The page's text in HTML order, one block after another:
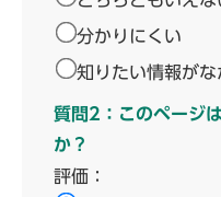
分かりにくい
知りたい情報がな
質問2：このページ
か？
評価：